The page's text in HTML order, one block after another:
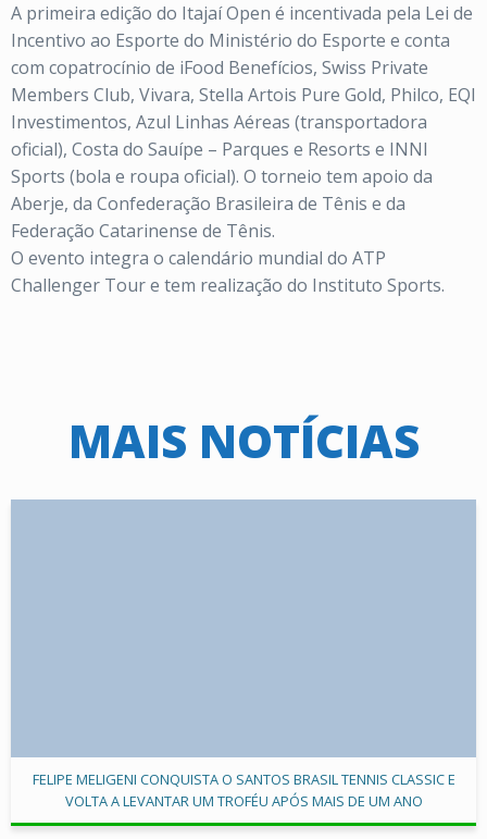
A primeira edição do Itajaí Open é incentivada pela Lei de
Incentivo ao Esporte do Ministério do Esporte e conta
com copatrocínio de iFood Benefícios, Swiss Private
Members Club, Vivara, Stella Artois Pure Gold, Philco, EQI
Investimentos, Azul Linhas Aéreas (transportadora
oficial), Costa do Sauípe – Parques e Resorts e INNI
Sports (bola e roupa oficial). O torneio tem apoio da
Aberje, da Confederação Brasileira de Tênis e da
Federação Catarinense de Tênis.
O evento integra o calendário mundial do ATP
Challenger Tour e tem realização do Instituto Sports.
MAIS NOTÍCIAS
FELIPE MELIGENI CONQUISTA O SANTOS BRASIL TENNIS CLASSIC E
VOLTA A LEVANTAR UM TROFÉU APÓS MAIS DE UM ANO